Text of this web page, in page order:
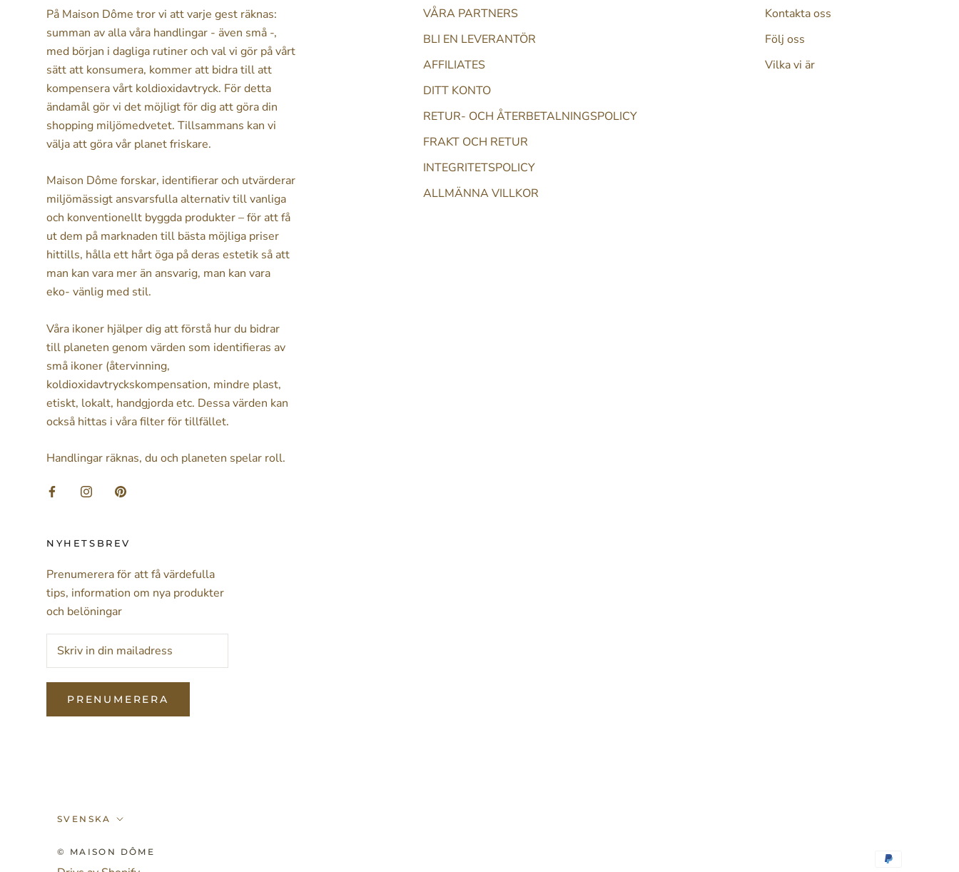
På Maison Dôme tror vi att varje gest räknas:
summan av alla våra handlingar - även små -,
med början i dagliga rutiner och val vi gör på vårt
sätt att konsumera, kommer att bidra till att
kompensera vårt koldioxidavtryck. För detta
ändamål gör vi det möjligt för dig att göra din
shopping miljömedvetet. Tillsammans kan vi
välja att göra vår planet friskare.
Maison Dôme forskar, identifierar och utvärderar
miljömässigt ansvarsfulla alternativ till vanliga
och konventionellt byggda produkter – för att få
ut dem på marknaden till bästa möjliga priser
hittills, hålla ett hårt öga på deras estetik så att
man kan vara mer än ansvarig, man kan vara
eko- vänlig med stil.
Våra ikoner hjälper dig att förstå hur du bidrar
till planeten genom värden som identifieras av
små ikoner (återvinning,
koldioxidavtryckskompensation, mindre plast,
etiskt, lokalt, handgjorda etc. Dessa värden kan
också hittas i våra filter för tillfället.
Handlingar räknas, du och planeten spelar roll.
VÅRA PARTNERS
BLI EN LEVERANTÖR
AFFILIATES
DITT KONTO
RETUR- OCH ÅTERBETALNINGSPOLICY
FRAKT OCH RETUR
INTEGRITETSPOLICY
ALLMÄNNA VILLKOR
Kontakta oss
Följ oss
Vilka vi är
NYHETSBREV
Prenumerera för att få värdefulla
tips, information om nya produkter
och belöningar
PRENUMERERA
Språk
SVENSKA
© MAISON DÔME